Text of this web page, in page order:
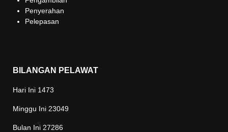
Penyerahan
Pelepasan
BILANGAN PELAWAT
Hari Ini 1473
Minggu Ini 23049
Bulan Ini 27286